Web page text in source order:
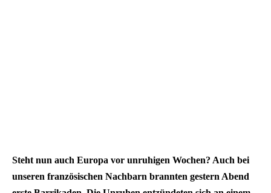
Steht nun auch Europa vor unruhigen Wochen? Auch bei
unseren französischen Nachbarn brannten gestern Abend